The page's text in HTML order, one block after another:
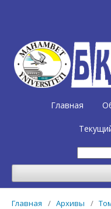
Главная
Главная / Архивы /